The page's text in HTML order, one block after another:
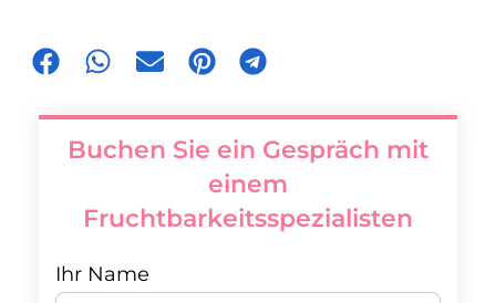
Buchen Sie ein Gespräch mit
einem
Fruchtbarkeitsspezialisten
Ihr Name